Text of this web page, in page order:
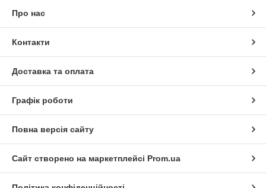
Про нас
Контакти
Доставка та оплата
Графік роботи
Повна версія сайту
Сайт створено на маркетплейсі Prom.ua